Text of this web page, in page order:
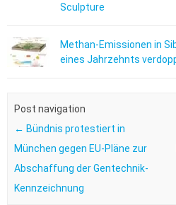
Sculpture
Methan-Emissionen in
eines Jahrzehnts
Post navigation
← Bündnis protestiert in
München gegen EU-Pläne zur
Abschaffung der Gentechnik-
Kennzeichnung